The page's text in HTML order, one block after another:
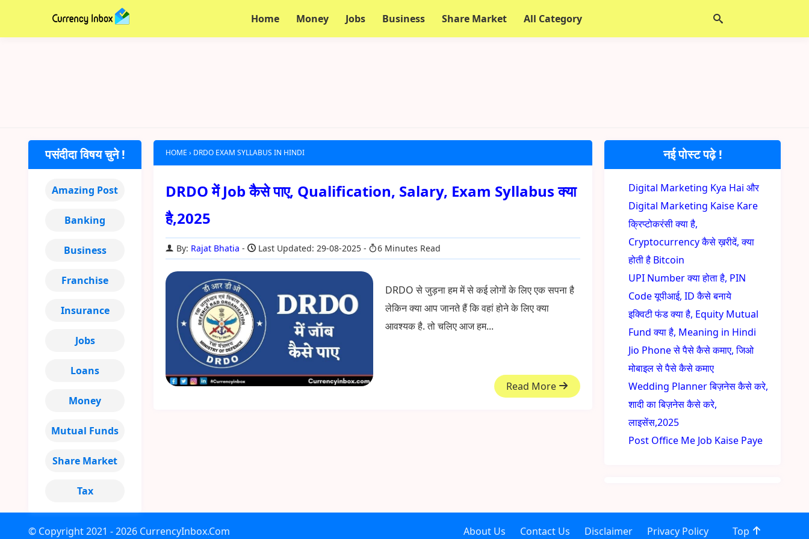
Home Money Jobs Business Share Market All Category
HOME › DRDO EXAM SYLLABUS IN HINDI
DRDO में Job कैसे पाए, Qualification, Salary, Exam Syllabus क्या
है,2025
By: Rajat Bhatia Last Updated: 29-08-2025 6 Minutes Read
DRDO से जुड़ना हम में से कई लोगों के लिए एक सपना है
लेकिन क्या आप जानते हैं कि वहां होने के लिए क्या
आवश्यक है. तो चलिए आज हम...
Read More
नई पोस्ट पढ़े !
Digital Marketing Kya Hai और
Digital Marketing Kaise Kare
क्रिप्टोकरंसी क्या है,
Cryptocurrency कैसे ख़रीदें, क्या
होती है Bitcoin
UPI Number क्या होता है, PIN
Code यूपीआई, ID कैसे बनाये
इक्विटी फंड क्या है, Equity Mutual
Fund क्या है, Meaning in Hindi
Jio Phone से पैसे कैसे कमाए, जिओ
मोबाइल से पैसे कैसे कमाए
Wedding Planner बिज़नेस कैसे करे,
शादी का बिज़नेस कैसे करे,
लाइसेंस,2025
Post Office Me Job Kaise Paye
पसंदीदा विषय चुने !
Amazing Post
Banking
Business
Franchise
Insurance
Jobs
Loans
Money
Mutual Funds
Share Market
Tax
© Copyright2021 - 2026 CurrencyInbox.Com About Us Contact Us Disclaimer Privacy Policy Top